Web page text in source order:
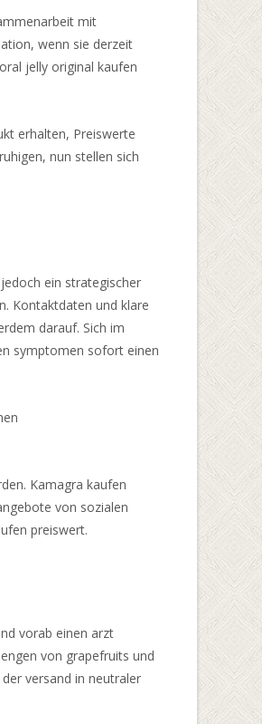
mit
wenn sie derzeit
jelly original kaufen
erhalten, Preiswerte
nun stellen sich
ein strategischer
Kontaktdaten und klare
darauf. Sich im
symptomen sofort einen
Kamagra kaufen
von sozialen
preiswert.
vorab einen arzt
von grapefruits und
versand in neutraler